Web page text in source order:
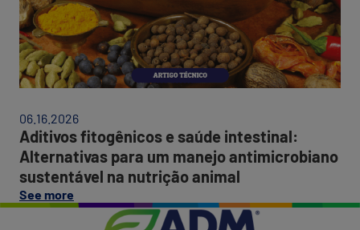
estratégico
para
redução
de
custos,
desempenho
eficiência.”
na
06.16.2026
Aditivos fitogênicos e saúde intestinal:
Alternativas para um manejo antimicrobiano
sustentável na nutrição animal
See more
this